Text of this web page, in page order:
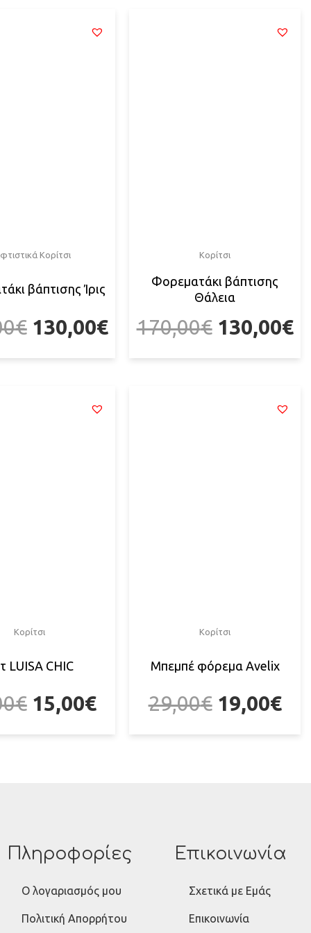
Κορίτσι
βάπτισης Ίρις
€ 130,00€
Κορίτσι
Φορεματάκι βάπτισης
Θάλεια
170,00€ 130,00€
Κορίτσι
LUISA CHIC
€ 15,00€
Κορίτσι
Μπεμπέ φόρεμα Avelix
29,00€ 19,00€
Πληροφορίες
Ο λογαριασμός μου
Πολιτική Απορρήτου
Επικοινωνία
Σχετικά με Εμάς
Επικοινωνία